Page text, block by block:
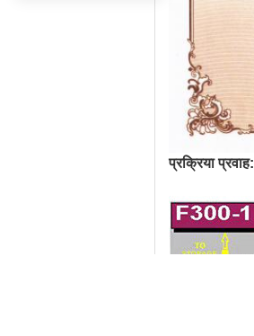
प्रक्रिया प्रवाह: